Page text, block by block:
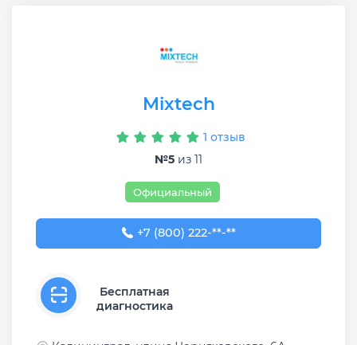
Mixtech
1 отзыв
№5 из 11
Официальный
+7 (800) 222-26-79
+7 (800) 222-**-**
Бесплатная
диагностика